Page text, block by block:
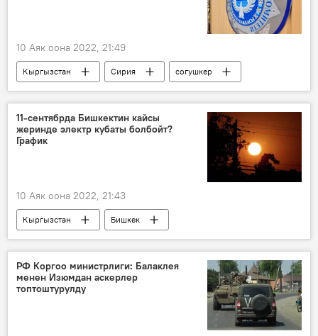
10 Аяк оона 2022, 21:49
Кыргызстан Сирия
согушкер
террорчулук
Сирожиддин Мухтаров
УКМК
иликтөө
11-сентябрда Бишкектин кайсы
жеринде электр кубаты болбойт?
График
10 Аяк оона 2022, 21:43
Кыргызстан
Бишкек
электр кубаты
өчүрүү график
РФ Коргоо министрлиги: Балаклея
менен Изюмдан аскерлер
топтоштурулду